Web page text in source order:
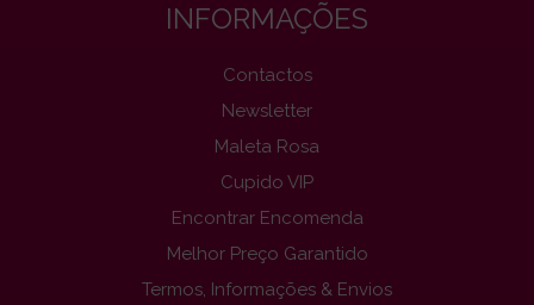
INFORMAÇÕES
Contactos
Newsletter
Maleta Rosa
Cupido VIP
Encontrar Encomenda
Melhor Preço Garantido
Termos, Informações & Envios